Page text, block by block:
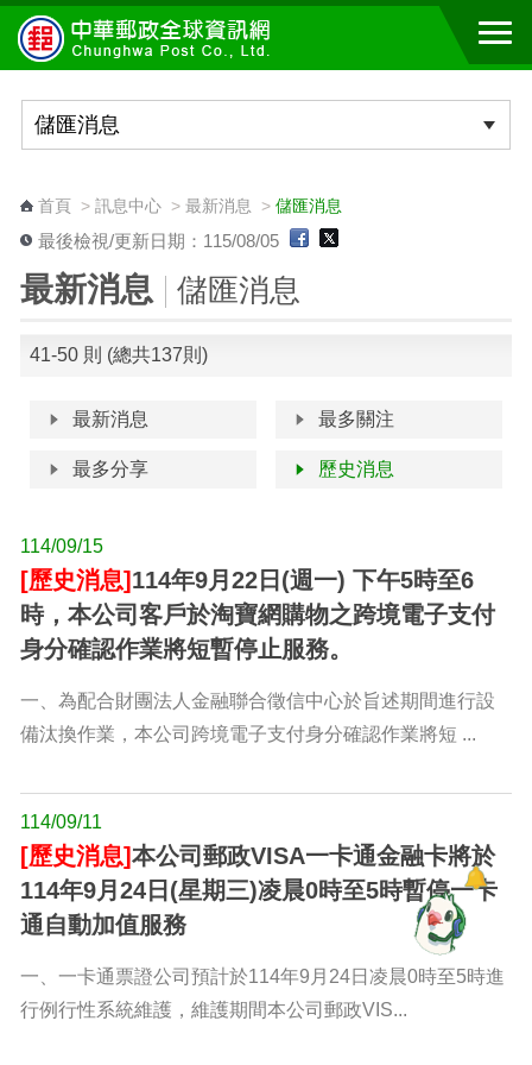
跳到主要內容區塊
首頁> 訊息中心> 最新消息 > 儲匯消息
最後檢視/更新日期：115/08/05
最新消息 儲匯消息
41-50 則 (總共137則)
最新消息 最多關注
最多分享 歷史消息
114/09/15
[歷史消息] 114年9月22日(週一) 下午5時至6
時，本公司客戶於淘寶網購物之跨境電子支付
身分確認作業將短暫停止服務。
一、為配合財團法人金融聯合徵信中心於旨述期間進行設
備汰換作業，本公司跨境電子支付身分確認作業將短 ...
114/09/11
[歷史消息]本公司郵政VISA一卡通金融卡將於
114年9月24日(星期三)凌晨0時至5時暫停一卡
通自動加值服務
一、一卡通票證公司預計於114年9月24日凌晨0時至5時進
行例行性系統維護，維護期間本公司郵政VIS...